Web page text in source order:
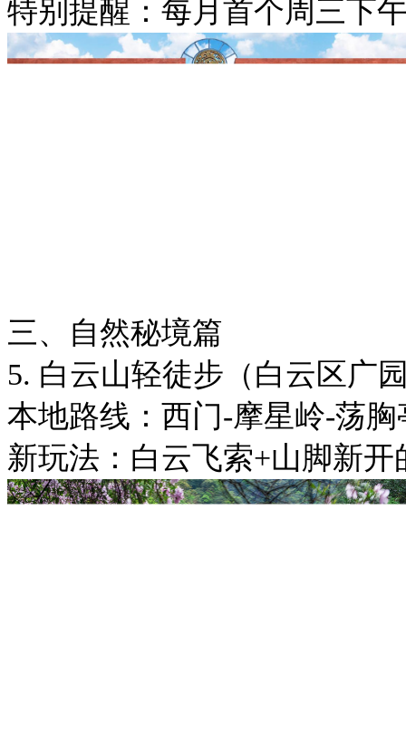
特别提醒：每月首个周三下
三、自然秘境篇
5. 白云山轻徒步（白云区广
本地路线：西门-摩星岭-荡
新玩法：白云飞索+山脚新